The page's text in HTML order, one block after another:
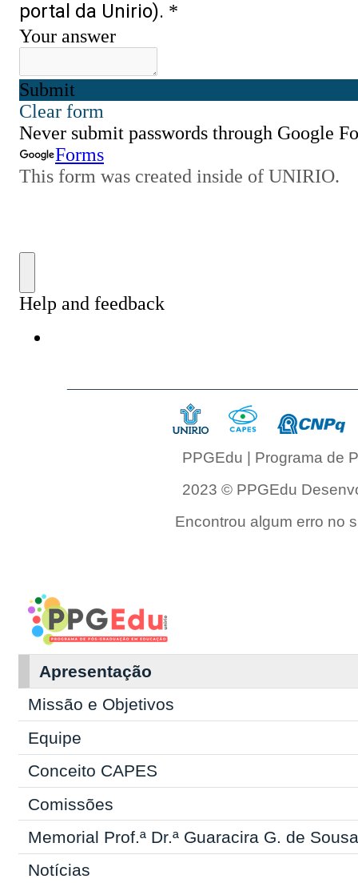
PPGEdu | Programa de
2023 © PPGEdu
Encontrou algum erro no
Apresentação
Missão e Objetivos
Equipe
Conceito CAPES
Comissões
Memorial Prof.ª Dr.ª Guaracira G. de Sousa
Notícias